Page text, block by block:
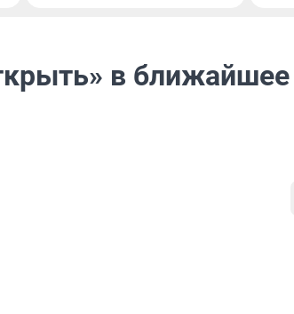
в ближайшее